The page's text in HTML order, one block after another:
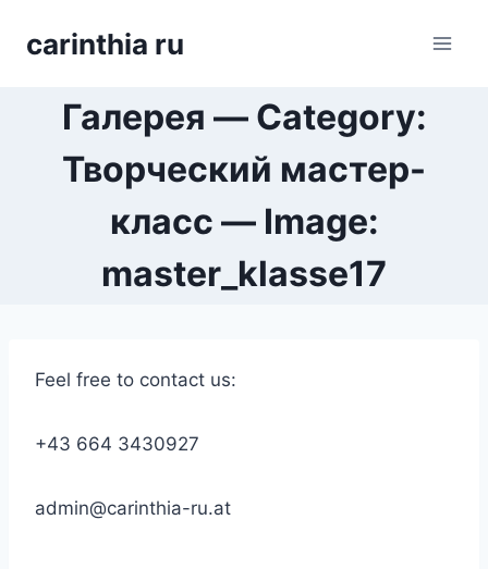
carinthia ru
Галерея — Category:
Творческий мастер-
класс — Image:
master_klasse17
Feel free to contact us:
+43 664 3430927
admin@carinthia-ru.at